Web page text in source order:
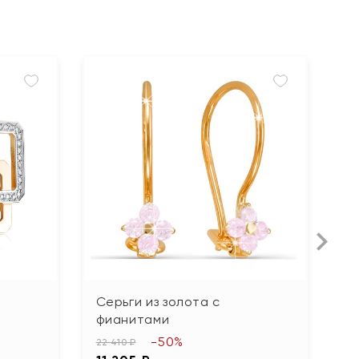
Серьги из золота с
фианитами
22 410 ₽ -50%